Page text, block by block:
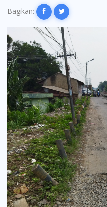
Bagikan: